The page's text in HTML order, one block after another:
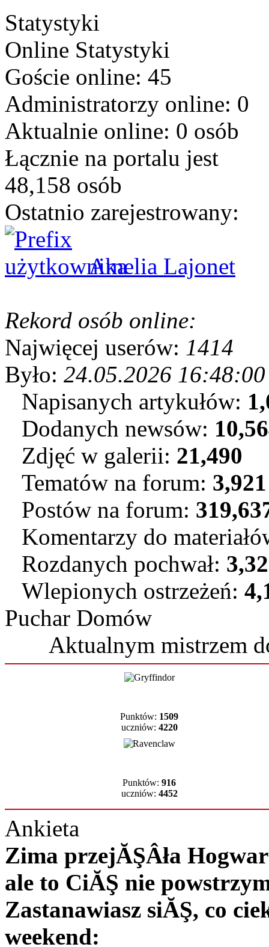
Statystyki
Online Statystyki
Goście online: 45
Administratorzy online: 0
Aktualnie online: 0 osób
Łącznie na portalu jest
48,158 osób
Ostatnio zarejestrowany:
Amelia Lajonet
Rekord osób online:
Najwięcej userów: 1414
Było: 24.05.2026 16:48:00
Napisanych artykułów:
Dodanych newsów:
Zdjęć w galerii: 21,490
Tematów na forum: 3,921
Postów na forum:
Komentarzy do
Rozdanych pochwał:
Wlepionych ostrzeżeń:
Puchar Domów
Aktualnym mistrzem
Punktów: 1509
uczniów: 4220
Punktów:916
uczniów: 4452
Ankieta
Zima przejĂŞÂła
ale to CiĂŞ nie
Zastanawiasz siĂŞ, co
weekend: